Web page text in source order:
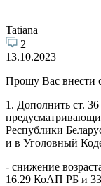
Tatiana
2
13.10.2023
Прошу Вас внести
1. Дополнить ст.
Республики
и в Уголовный
- снижение
16.29 КоАП РБ и